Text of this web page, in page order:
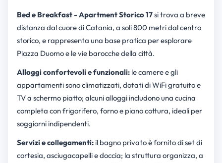
Bed e Breakfast - Apartment Storico 17si trova a breve
distanza dal cuore di Catania, a soli 800 metri dal centro
storico, e rappresenta una base pratica per esplorare
Piazza Duomo e le vie barocche della città.
Alloggi confortevoli e funzionali:le camere e gli
appartamenti sono climatizzati, dotati di WiFi gratuito e
TV a schermo piatto; alcuni alloggi includono una cucina
completa con frigorifero, forno e piano cottura, ideali per
soggiorni indipendenti.
Servizi e collegamenti:il bagno privato è fornito di set di
cortesia, asciugacapelli e doccia; la struttura organizza, a